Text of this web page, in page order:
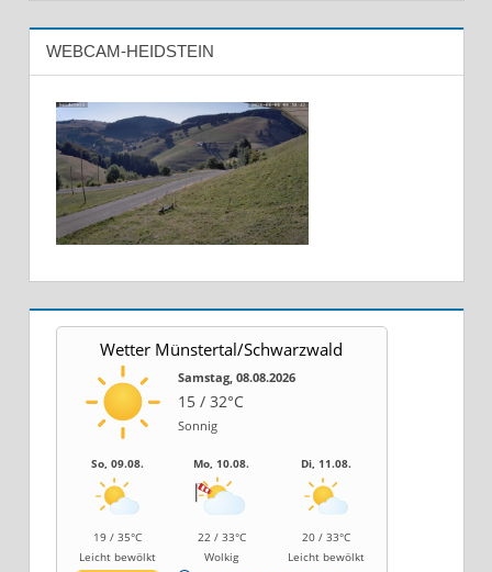
WEBCAM-HEIDSTEIN
Wetter Münstertal/Schwarzwald
Samstag, 08.08.2026
15 / 32°C
Sonnig
So, 09.08.
19 / 35°C
Leicht bewölkt
Mo, 10.08.
22 / 33°C
Wolkig
Di, 11.08.
20 / 33°C
Leicht bewölkt